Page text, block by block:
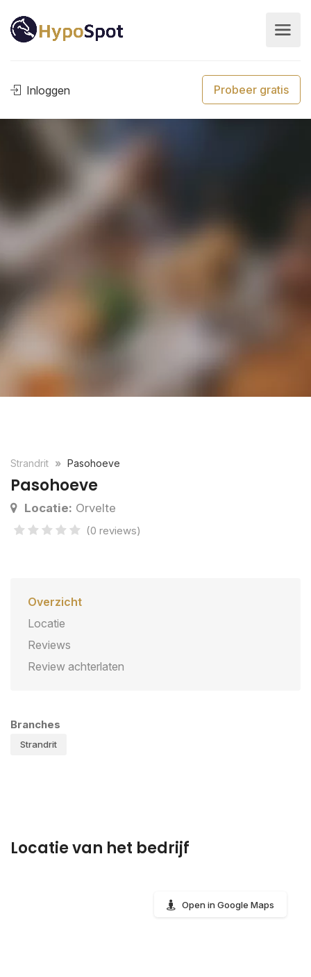
Inloggen Probeer gratis
Strandrit Pasohoeve
Pasohoeve
Locatie: Orvelte
(0 reviews)
Overzicht
Locatie
Reviews
Review achterlaten
Branches
Strandrit
Locatie van het bedrijf
Open in Google Maps